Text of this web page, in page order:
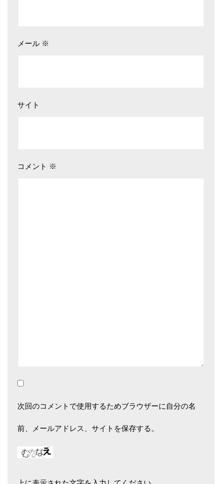
メール ※
サイト
コメント ※
次回のコメントで使用するためブラウザーに自分の名
前、メールアドレス、サイトを保存する。